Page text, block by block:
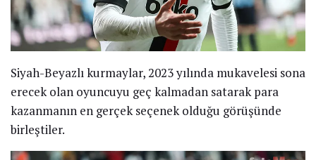
Siyah-Beyazlı kurmaylar, 2023 yılında mukavelesi sona
erecek olan oyuncuyu geç kalmadan satarak para
kazanmanın en gerçek seçenek olduğu görüşünde
birleştiler.